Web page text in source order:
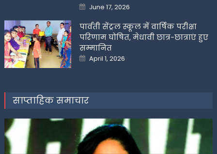
Posted
on
June 17, 2026
पार्वती सेंट्रल स्कूल में वार्षिक परीक्षा
परिणाम घोषित, मेधावी छात्र-छात्राएं हुए
सम्मानित
Posted
on
April 1, 2026
साप्ताहिक समाचार